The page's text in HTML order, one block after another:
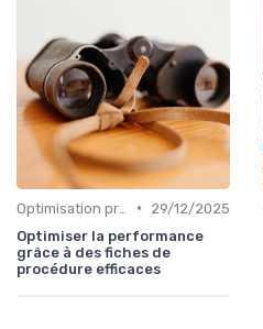
•
29/12/2025
Optimiser la performance
grâce à des fiches de
procédure efficaces